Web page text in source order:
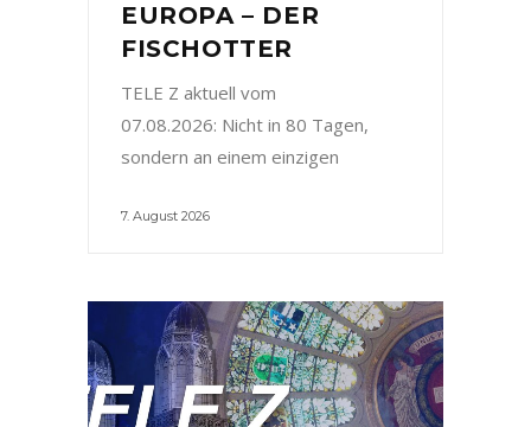
EUROPA – DER
FISCHOTTER
TELE Z aktuell vom
07.08.2026: Nicht in 80 Tagen,
sondern an einem einzigen
7. August 2026